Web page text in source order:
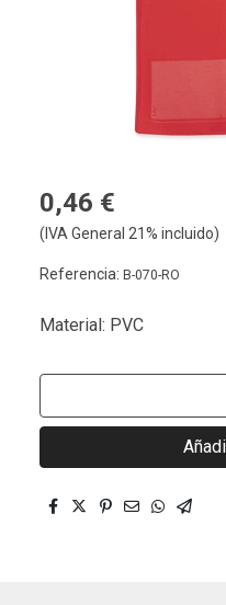
0,46 €
(IVA General 21% incluido)
Referencia: B-070-RO
Material: PVC